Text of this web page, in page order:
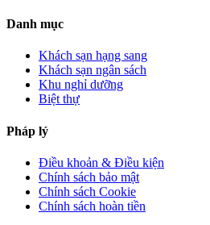
Danh mục
Khách sạn hạng sang
Khách sạn ngân sách
Khu nghỉ dưỡng
Biệt thự
Pháp lý
Điều khoản & Điều kiện
Chính sách bảo mật
Chính sách Cookie
Chính sách hoàn tiền